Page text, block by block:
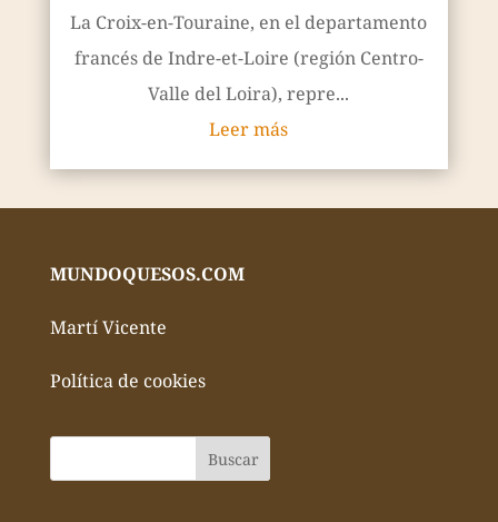
La Croix-en-Touraine, en el departamento
francés de Indre-et-Loire (región Centro-
Valle del Loira), repre...
Leer más
MUNDOQUESOS.COM
Martí Vicente
Política de cookies